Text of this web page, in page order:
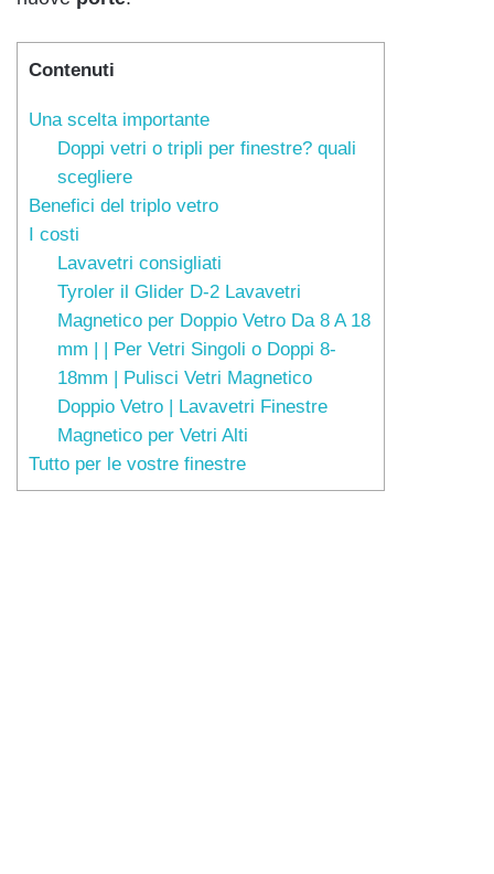
Contenuti
Una scelta importante
Doppi vetri o tripli per finestre? quali
scegliere
Benefici del triplo vetro
I costi
Lavavetri consigliati
Tyroler il Glider D-2 Lavavetri
Magnetico per Doppio Vetro Da 8 A 18
mm | | Per Vetri Singoli o Doppi 8-
18mm | Pulisci Vetri Magnetico
Doppio Vetro | Lavavetri Finestre
Magnetico per Vetri Alti
Tutto per le vostre finestre